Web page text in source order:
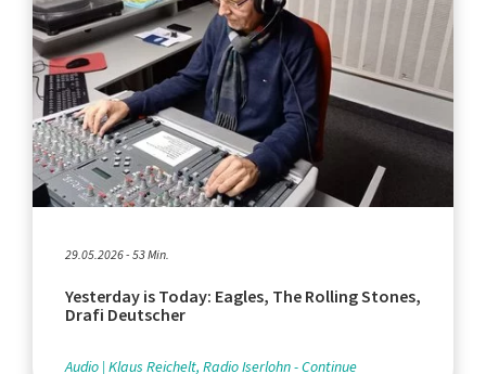
29.05.2026 - 53 Min.
Yesterday is Today: Eagles, The Rolling Stones,
Drafi Deutscher
Audio Klaus Reichelt, Radio Iserlohn - Continue